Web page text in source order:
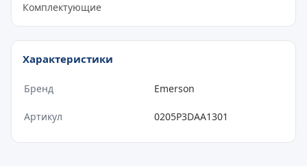
Комплектующие
Характеристики
Бренд Emerson
Артикул 0205P3DAA1301